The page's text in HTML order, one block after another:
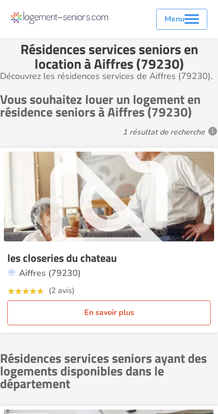
Menu
Résidences services seniors en
location à Aiffres (79230)
Découvrez les résidences services de Aiffres (79230).
Vous souhaitez louer un logement en
résidence seniors à Aiffres (79230)
1 résultat de recherche
les closeries du chateau
Aiffres (79230)
(2 avis)
En savoir plus
Résidences services seniors ayant des
logements disponibles dans le
département